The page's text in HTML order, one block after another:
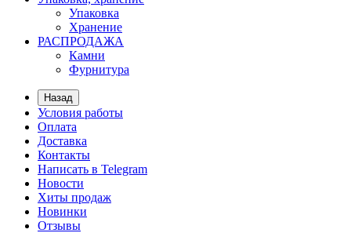
Упаковка
Хранение
РАСПРОДАЖА
Камни
Фурнитура
Назад
Условия работы
Оплата
Доставка
Контакты
Написать в Telegram
Новости
Хиты продаж
Новинки
Отзывы